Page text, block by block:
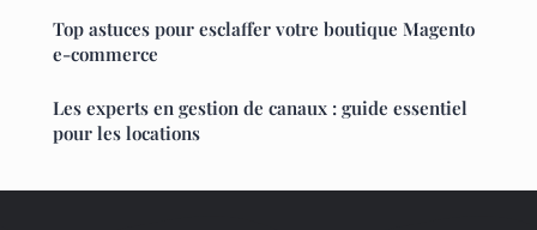
Top astuces pour esclaffer votre boutique Magento
e-commerce
Les experts en gestion de canaux : guide essentiel
pour les locations